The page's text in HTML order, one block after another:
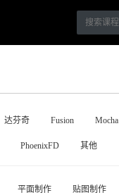
达芬奇 Fusion Mocha
PhoenixFD 其他
平面制作 贴图制作